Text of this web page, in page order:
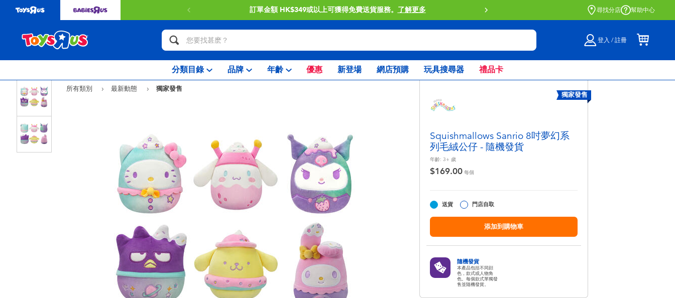
訂單金額 HK$349或以上可獲得免費送貨服務。 了解更多 門店自取服務 網上購買並在店內
尋找分店 幫助中心
登入 / 註冊
分類目錄 品牌 年齡 優惠 新登場 網店預購 玩具搜尋器 禮品卡
所有類別 最新動態
獨家發售
獨家發售
Squishmallows Sanrio 8吋夢幻系
列毛絨公仔 - 隨機發貨
年齡: 3+ 歲
$169.00 每個
送貨 門店自取
添加到購物車
隨機發貨
本產品包括不同顔
色，款式或人物角
色。每個款式單獨發
售並隨機發貨。